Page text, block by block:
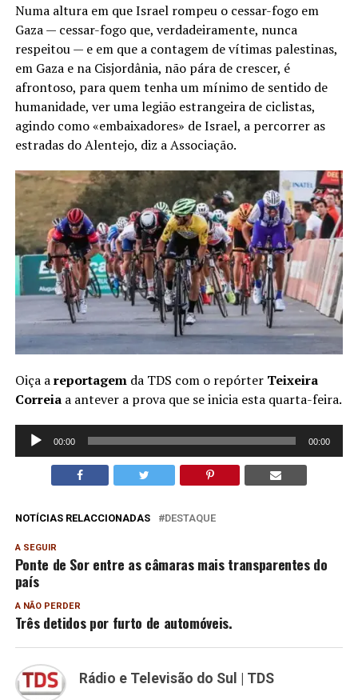
Numa altura em que Israel rompeu o cessar-fogo em
Gaza — cessar-fogo que, verdadeiramente, nunca
respeitou — e em que a contagem de vítimas palestinas,
em Gaza e na Cisjordânia, não pára de crescer, é
afrontoso, para quem tenha um mínimo de sentido de
humanidade, ver uma legião estrangeira de ciclistas,
agindo como «embaixadores» de Israel, a percorrer as
estradas do Alentejo, diz a Associação.
Oiça areportagemda TDS com o repórter Teixeira
Correiaa antever a prova que se inicia esta quarta-feira.
Reprodutor
00:00 00:00
NOTÍCIAS RELACCIONADAS DESTAQUE
A SEGUIR
Ponte de Sor entre as câmaras mais transparentes do
país
A NÃO PERDER
Três detidos por furto de automóveis.
Rádio e Televisão do Sul | TDS